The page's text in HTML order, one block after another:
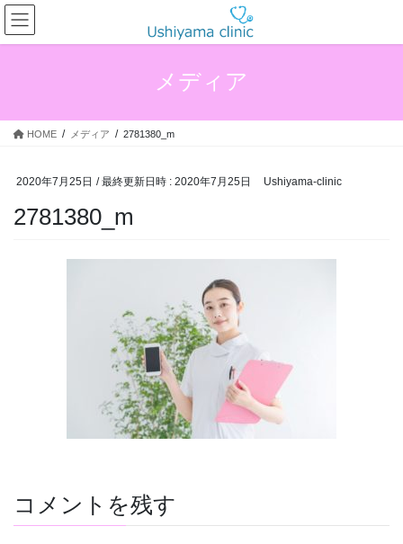
コ
ン
テ
ス
ナ
ビ
ゲ
ン
メディア
HOME メディア 2781380_m
2020年7月25日 / 最終更新日時 : 2020年7月25日 Ushiyama-clinic
2781380_m
コメントを残す